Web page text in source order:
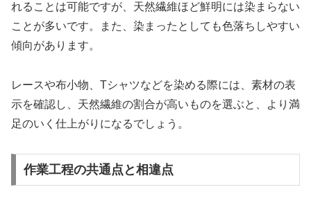
れることは可能ですが、天然繊維ほど鮮明には染まらない
ことが多いです。また、染まったとしても色落ちしやすい
傾向があります。
レースや布小物、Tシャツなどを染める際には、素材の表
示を確認し、天然繊維の割合が高いものを選ぶと、より満
足のいく仕上がりになるでしょう。
作業工程の共通点と相違点